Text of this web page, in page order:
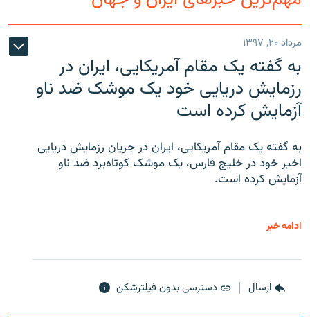
مرداد ۲۰, ۱۳۹۷
به گفته یک مقام آمریکایی، ایران در
رزمایش دریایی خود یک موشک ضد ناو
آزمایش کرده است
به گفته یک مقام آمریکایی، ایران در جریان رزمایش دریایی
اخیر خود در خلیج فارس، یک موشک کوتاه‌برد ضد ناو
آزمایش کرده است.
ادامه خبر
ارسال دسترسی بدون فیلترشکن